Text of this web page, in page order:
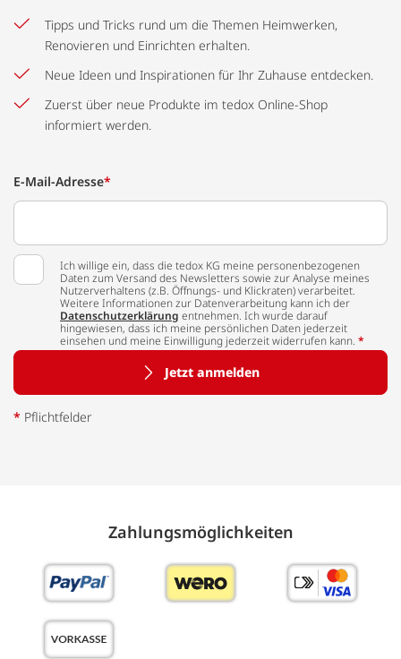
Tipps und Tricks rund um die Themen Heimwerken,
Renovieren und Einrichten erhalten.
Neue Ideen und Inspirationen für Ihr Zuhause entdecken.
Zuerst über neue Produkte im tedox Online-Shop
informiert werden.
E-Mail-Adresse*
Ich willige ein, dass die tedox KG meine personenbezogenen
Daten zum Versand des Newsletters sowie zur Analyse meines
Nutzerverhaltens (z.B. Öffnungs- und Klickraten) verarbeitet.
Weitere Informationen zur Datenverarbeitung kann ich der
Datenschutzerklärung entnehmen. Ich wurde darauf
hingewiesen, dass ich meine persönlichen Daten jederzeit
einsehen und meine Einwilligung jederzeit widerrufen kann. *
Jetzt anmelden
* Pflichtfelder
Zahlungs­möglich­keiten